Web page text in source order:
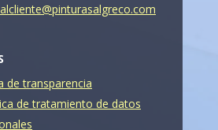
de transparencia
de tratamiento de datos